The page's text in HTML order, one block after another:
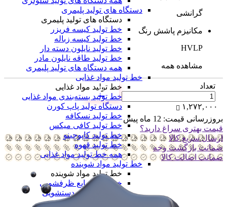
دستگاه های تولید پلیمری
دستگاه های تولید پلیمری
خط تولید کیسه فریزر
خط تولید کیسه زباله
خط تولید نایلون دسته دار
خط تولید طاقه نایلون مادر
همه دستگاه های تولید پلیمری
خط تولید مواد غذایی
خط تولید مواد غذایی
خط تولید بسته‌بندی مواد غذایی
دستگاه تولید پاپ کورن
خط تولید نسکافه
خط تولید کافی میکس
خط تولید کاپوچینو
خط تولید قهوه
همه خط تولید مواد غذایی
خط تولید مواد شوینده
خط تولید مواد شوینده
خط تولید مایع ظرفشویی
خط تولید مایع دستشویی
خط تولید پودر شوینده
گرانشی
مکانیزم پاشش رنگ
HVLP
مشاهده همه
تعداد
۱,۲۷۲,۰۰۰
بروزرسانی قیمت: 12 ماه پیش
قیمت بهتری سراغ دارید؟
ارسال سریع کالا
ضمانت بازگشت وجه
ضمانت اضالت کالا